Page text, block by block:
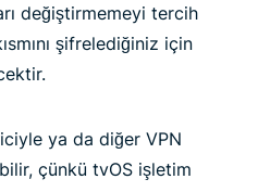
değiştirmemeyi tercih
şifrelediğiniz için
ya da diğer VPN
çünkü tvOS işletim